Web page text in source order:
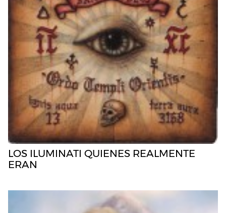
LOS ILUMINATI QUIENES REALMENTE
ERAN